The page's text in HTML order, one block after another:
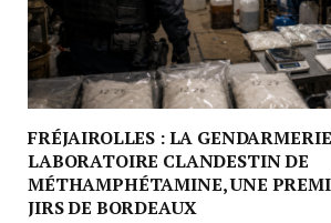
FRÉJAIROLLES : LA
LABORATOIRE CLANDESTIN DE
MÉTHAMPHÉTAMINE, UNE
JIRS DE BORDEAUX